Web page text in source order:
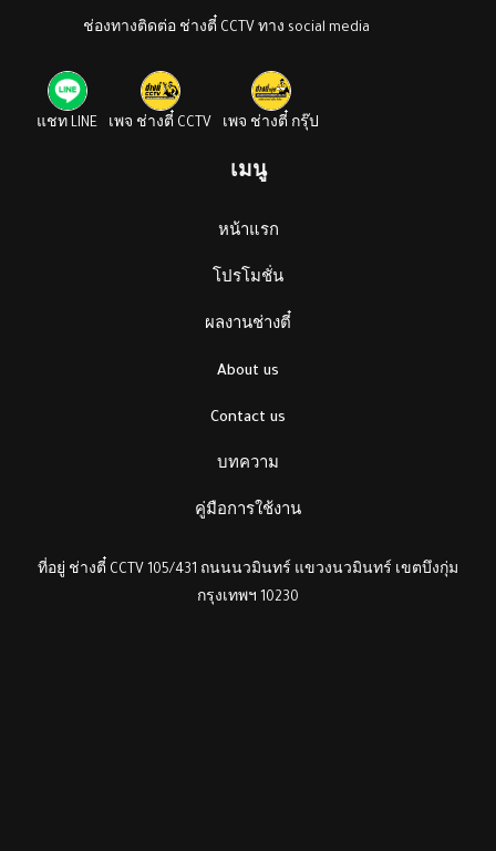
ช่องทางติดต่อ ช่างตี๋ CCTV ทาง social media
แชท LINE เพจ ช่างตี๋ CCTV เพจ ช่างตี๋ กรุ๊ป
เมนู
หน้าแรก
โปรโมชั่น
ผลงานช่างตี๋
About us
Contact us
บทความ
คู่มือการใช้งาน
ที่อยู่ ช่างตี๋ CCTV 105/431 ถนนนวมินทร์ แขวงนวมินทร์ เขตบึงกุ่ม
กรุงเทพฯ 10230